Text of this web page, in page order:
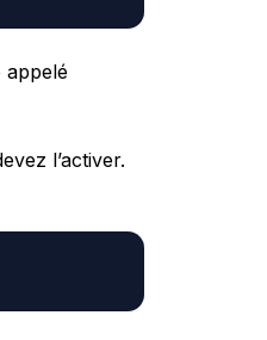
appelé
l’activer.